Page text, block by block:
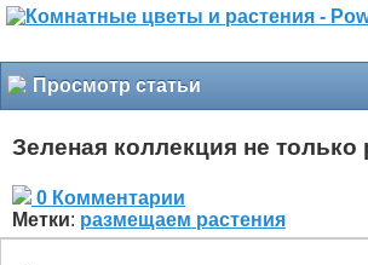
Просмотр статьи
Зеленая коллекция не только
0 Комментарии
Метки: размещаем растения